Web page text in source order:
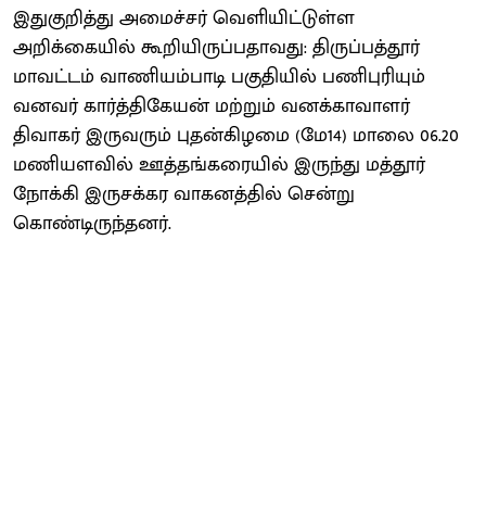
இதுகுறித்து அமைச்சர் வெளியிட்டுள்ள
அறிக்கையில் கூறியிருப்பதாவது: திருப்பத்தூர்
மாவட்டம் வாணியம்பாடி பகுதியில் பணிபுரியும்
வனவர் கார்த்திகேயன் மற்றும் வனக்காவாளர்
திவாகர் இருவரும் புதன்கிழமை (மே14) மாலை 06.20
மணியளவில் ஊத்தங்கரையில் இருந்து மத்தூர்
நோக்கி இருசக்கர வாகனத்தில் சென்று
கொண்டிருந்தனர்.